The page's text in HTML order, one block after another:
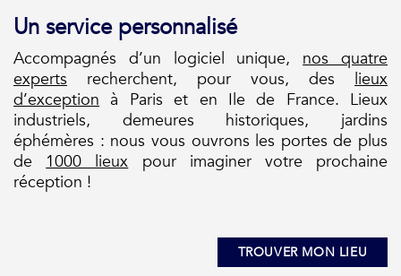
Un service personnalisé
Accompagnés d’un logiciel unique,nos quatre
experts recherchent, pour vous, des lieux
d’exception à Paris et en Ile de France. Lieux
industriels, demeures historiques, jardins
éphémères : nous vous ouvrons les portes de plus
de1000 lieuxpour imaginer votre prochaine
réception !
TROUVER MON LIEU